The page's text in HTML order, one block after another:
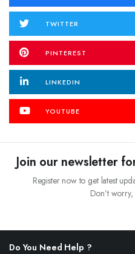
TWITTER
PINTEREST
LINKEDIN
YOUTUBE
Join our newsletter
Register now to get latest
Don’t
Do You Need Help ?